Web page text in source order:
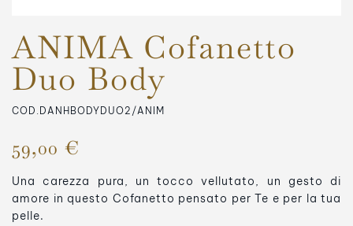
ANIMA Cofanetto
Duo Body
COD.DANHBODYDUO2/ANIM
59,00 €
Una carezza pura, un tocco vellutato, un gesto di
amore in questo Cofanetto pensato per Te e per la tua
pelle.